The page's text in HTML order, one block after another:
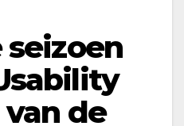
seizoen
de